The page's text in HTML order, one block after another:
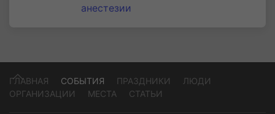
анестезии
ГЛАВНАЯ СОБЫТИЯ ПРАЗДНИКИ
ЛЮДИ
ОРГАНИЗАЦИИ
МЕСТА СТАТЬИ